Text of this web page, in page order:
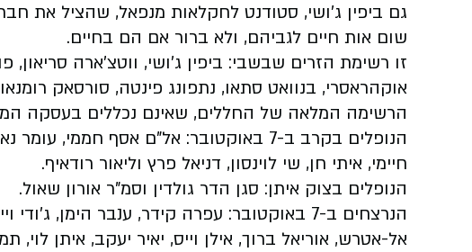
גם ביפין ג'ושי, סטודנט לחקלאות מנפאל, שהציל את
שום אות חיים לגביהם, ולא ברור אם הם בחיים.
זו רשימת הזרים שבשבי: ביפין ג'ושי, ווטצ'ארה סריאון,
אוקהראסרי, בנוואט סתאו, נתפונג פינטה, סורסאק
הרשימה המלאה של החללים, שאינם נכללים בעסקה
הנופלים בקרב ב-7 באוקטובר: אל"ם אסף
חיימי, איתי חן, שי לוינסון, דניאל פרץ וליאור רודאיף.
הנופלים בצוק איתן: סגן הדר גולדין וסמ"ר אורון שאול.
הנרצחים ב-7 באוקטובר: עפרה קידר, ענבר הימן,
אל-אטרש, אוריאל ברוך, אילן וייס, יאיר יעקב, איתן לוי,